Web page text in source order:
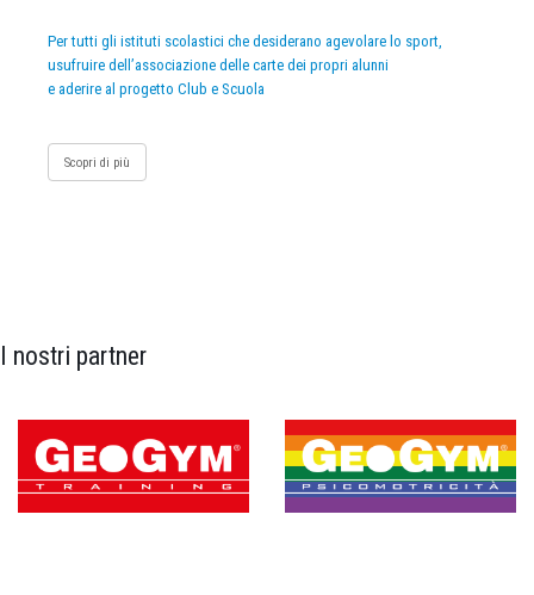
Per tutti gli istituti scolastici che desiderano agevolare lo sport,
usufruire dell’associazione delle carte dei propri alunni
e aderire al progetto Club e Scuola
Scopri di più
I nostri partner